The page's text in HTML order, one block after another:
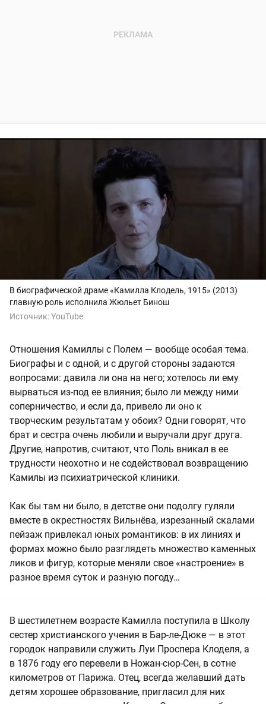
В биографической драме «Камилла Клодель, 1915» (2013)
главную роль исполнила Жюльет Бинош
Источник:YouTube
Отношения Камиллы с Полем — вообще особая тема.
Биографы и с одной, и с другой стороны задаются
вопросами: давила ли она на него; хотелось ли ему
вырваться из-под ее влияния; было ли между ними
соперничество, и если да, привело ли оно к
творческим результатам у обоих? Одни говорят, что
брат и сестра очень любили и выручали друг друга.
Другие, напротив, считают, что Поль вникал в ее
трудности неохотно и не содействовал возвращению
Камилы из психиатрической клиники.
Как бы там ни было, в детстве они подолгу гуляли
вместе в окрестностях Вильнёва, изрезанный скалами
пейзаж привлекал юных романтиков: в их линиях и
формах можно было разглядеть множество каменных
ликов и фигур, которые меняли свое «настроение» в
разное время суток и разную погоду…
В шестилетнем возрасте Камилла поступила в Школу
сестер христианского учения в Бар-ле-Дюке — в этот
городок направили служить Луи Проспера Клоделя, а
в 1876 году его перевели в Ножан-сюр-Сен, в сотне
километров от Парижа. Отец, всегда желавший дать
детям хорошее образование, пригласил для них